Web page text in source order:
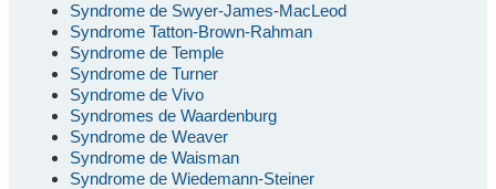
Syndrome de Swyer-James-MacLeod
Syndrome Tatton-Brown-Rahman
Syndrome de Temple
Syndrome de Turner
Syndrome de Vivo
Syndromes de Waardenburg
Syndrome de Weaver
Syndrome de Waisman
Syndrome de Wiedemann-Steiner